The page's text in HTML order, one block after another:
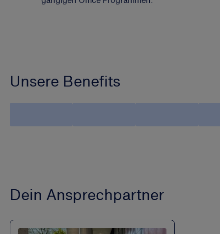
Unsere Benefits
Dein Ansprechpartner